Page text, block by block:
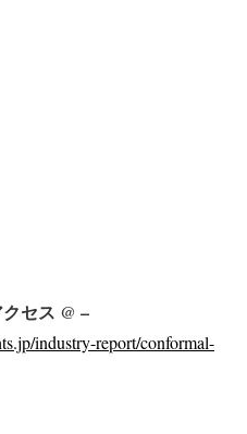
セス @ –
industry-report/conformal-